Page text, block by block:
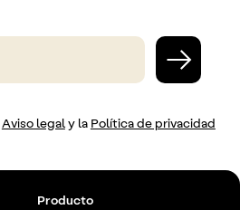
Aviso legaly la Política de privacidad
Producto